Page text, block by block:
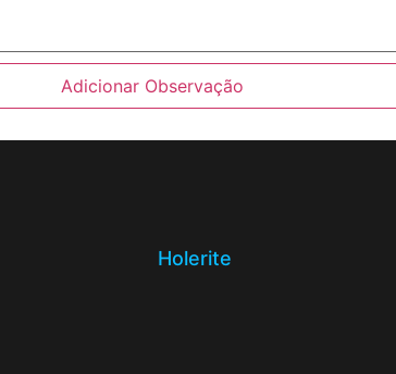
Adicionar Observação
Holerite